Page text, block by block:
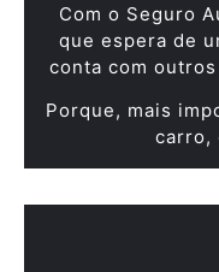
Com o Seguro
que espera de
conta com
Porque, mais
carro,